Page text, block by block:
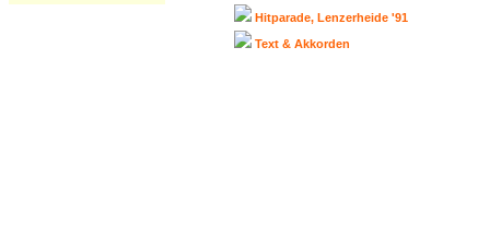
Hitparade, Lenzerheide '91
Text & Akkorden